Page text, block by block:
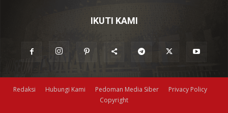
IKUTI KAMI
Redaksi Hubungi Kami Pedoman Media Siber
Privacy Policy
Copyright